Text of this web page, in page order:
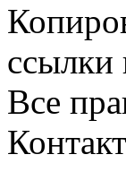
ссылки
Все